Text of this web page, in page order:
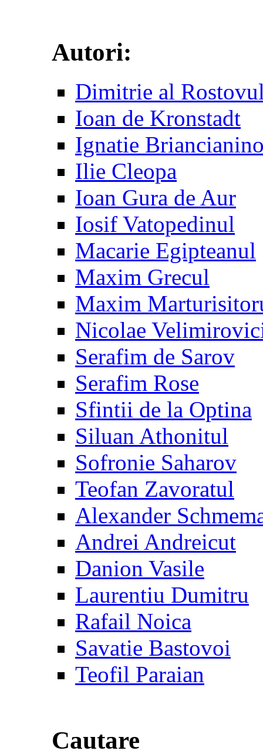
Autori:
Dimitrie al
Ioan de Kronstadt
Ignatie
Ilie Cleopa
Ioan Gura de Aur
Iosif Vatopedinul
Macarie Egipteanul
Maxim Grecul
Maxim
Nicolae
Serafim de Sarov
Serafim Rose
Sfintii de la Optina
Siluan Athonitul
Sofronie Saharov
Teofan Zavoratul
Alexander
Andrei Andreicut
Danion Vasile
Laurentiu Dumitru
Rafail Noica
Savatie Bastovoi
Teofil Paraian
Cautare